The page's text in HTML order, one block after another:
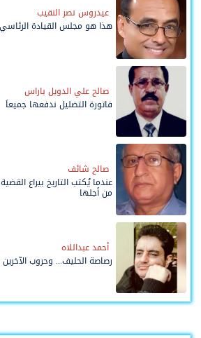
عيدروس نصر النقيب
هذا هو مجلس القيادة الرئاسي
صالح علي الدويل باراس
فاتورة التضليل ندفعها جميعاً
صالح شائف
عندما يُكتب التاريخ بيراع
من أجلها
أحمد عبداللاه
رصاصة الحليف... وحروب الآخرين